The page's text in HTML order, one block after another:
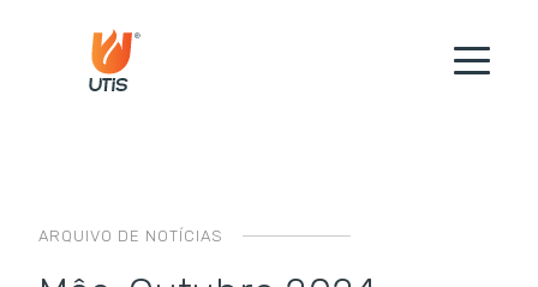
ARQUIVO DE NOTÍCIAS